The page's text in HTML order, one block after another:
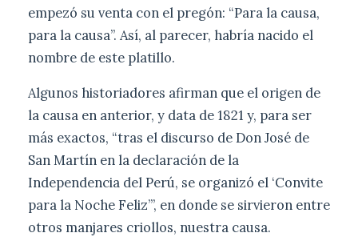
empezó su venta con el pregón: “Para la causa,
para la causa”. Así, al parecer, habría nacido el
nombre de este platillo.
Algunos historiadores afirman que el origen de
la causa en anterior, y data de 1821 y, para ser
más exactos, “tras el discurso de Don José de
San Martín en la declaración de la
Independencia del Perú, se organizó el ‘Convite
para la Noche Feliz’”, en donde se sirvieron entre
otros manjares criollos, nuestra causa.